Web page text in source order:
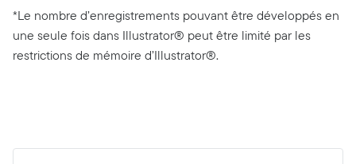
*Le nombre d’enregistrements pouvant être développés en
une seule fois dans Illustrator® peut être limité par les
restrictions de mémoire d’Illustrator®.